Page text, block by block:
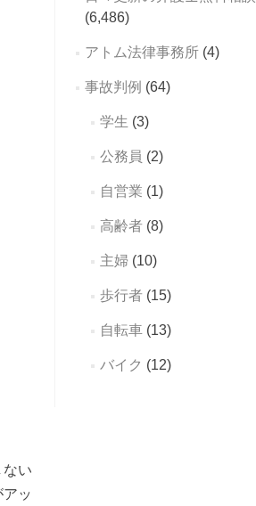
い
ッ
(6,486)
アトム法律事務所(4)
事故判例 (64)
学生 (3)
公務員 (2)
自営業 (1)
高齢者(8)
主婦(10)
歩行者(15)
自転車(13)
バイク (12)